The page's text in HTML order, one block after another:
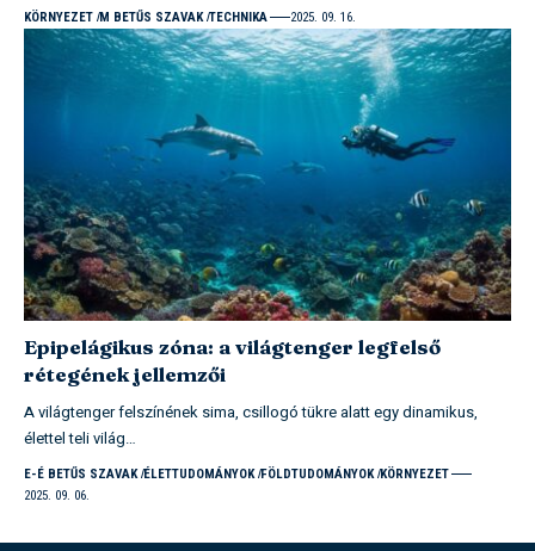
KÖRNYEZET M BETŰS SZAVAK TECHNIKA 2025. 09. 16.
Epipelágikus zóna: a világtenger legfelső
rétegének jellemzői
A világtenger felszínének sima, csillogó tükre alatt egy dinamikus,
élettel teli világ…
E-É BETŰS SZAVAK ÉLETTUDOMÁNYOK FÖLDTUDOMÁNYOK KÖRNYEZET
2025. 09. 06.